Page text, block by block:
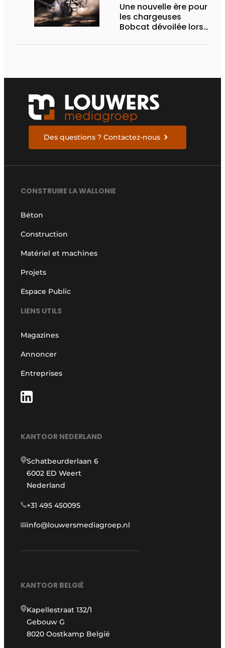
Une nouvelle ère pour
les chargeuses
Bobcat dévoilée lors
Des questions ? Contactez-nous
CONSTRUIRE LA WALLONIE
Béton
Construction
Matériel et machines
Projets
Espace Public
LIENS UTILS
Magazines
Annoncer
Entreprises
KANTOOR NEDERLAND
Schatbeurderlaan 6
6002 ED Weert
Nederland
+31 495 450095
info@louwersmediagroep.nl
KANTOOR BELGIË
Kapellestraat 132/1
Gebouw G
8020 Oostkamp België